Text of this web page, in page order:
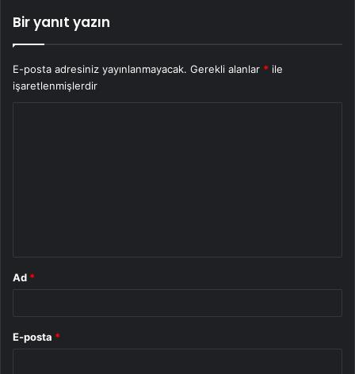
Bir yanıt yazın
E-posta adresiniz yayınlanmayacak. Gerekli alanlar * ile
işaretlenmişlerdir
Ad *
E-posta *